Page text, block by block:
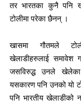
तर भारतका कुनै पनि
टोलीमा परेका छैनन् ।
खासमा गौतमले
खेलाडीहरुलाई समावेश
जसविरुद्ध उनले
यसकारण पनि उनको यो
पनि भारतीय खेलाडीको